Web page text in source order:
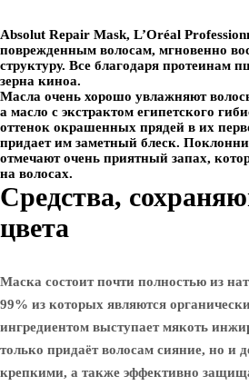
Absolut Repair Mask, L’Oréal
поврежденным волосам, мгновенно
структуру. Все благодаря протеинам
зерна киноа.
Масла очень хорошо увлажняют
а масло с экстрактом египетского
оттенок окрашенных прядей в их
придает им заметный блеск.
отмечают очень приятный запах,
на волосах.
Средства,
цвета
Маска состоит почти полностью из
99% из которых являются
ингредиентом выступает мякоть
только придаёт волосам сияние, но и
крепкими, а также эффективно